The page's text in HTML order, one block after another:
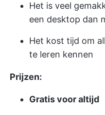
Het is veel
een desktop dan
Het kost tijd om
te leren kennen
Prijzen:
Gratis voor altijd